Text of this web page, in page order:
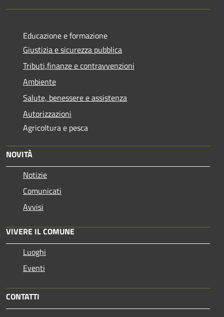
Educazione e formazione
Giustizia e sicurezza pubblica
Tributi,finanze e contravvenzioni
Ambiente
Salute, benessere e assistenza
Autorizzazioni
Agricoltura e pesca
NOVITÀ
Notizie
Comunicati
Avvisi
VIVERE IL COMUNE
Luoghi
Eventi
CONTATTI